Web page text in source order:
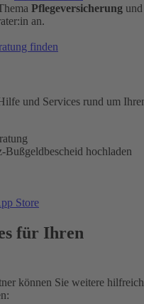
Pflegeversicherung und
an.
finden
und Services rund um
hochladen
Store
für Ihren
können Sie weitere